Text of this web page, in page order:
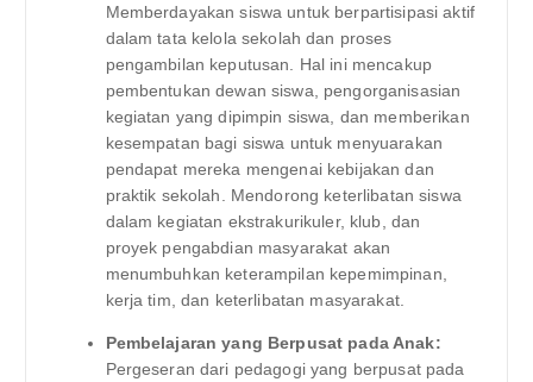
Memberdayakan siswa untuk berpartisipasi aktif
dalam tata kelola sekolah dan proses
pengambilan keputusan. Hal ini mencakup
pembentukan dewan siswa, pengorganisasian
kegiatan yang dipimpin siswa, dan memberikan
kesempatan bagi siswa untuk menyuarakan
pendapat mereka mengenai kebijakan dan
praktik sekolah. Mendorong keterlibatan siswa
dalam kegiatan ekstrakurikuler, klub, dan
proyek pengabdian masyarakat akan
menumbuhkan keterampilan kepemimpinan,
kerja tim, dan keterlibatan masyarakat.
Pembelajaran yang Berpusat pada Anak:
Pergeseran dari pedagogi yang berpusat pada